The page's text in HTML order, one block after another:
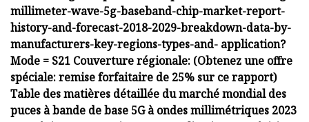
millimeter-wave-5g-baseband-chip-market-report-
history-and-forecast-2018-2029-breakdown-data-by-
manufacturers-key-regions-types-and- application?
Mode = S21 Couverture régionale: (Obtenez une offre
spéciale: remise forfaitaire de 25% sur ce rapport)
Table des matières détaillée du marché mondial des
puces à bande de base 5G à ondes millimétriques 2023